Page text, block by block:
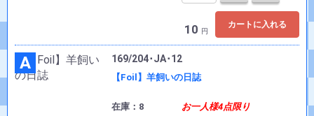
10 円
カートに入れる
A 169/204･JA･12
【Foil】羊飼いの日誌
在庫：8 お一人様4点限り